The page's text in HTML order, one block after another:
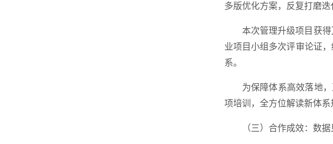
多版优化方案，反复打磨迭
本次管理升级项目获
业项目小组多次评审论证
系。
为保障体系高效落地
项培训，全方位解读新体
（三）合作成效：数